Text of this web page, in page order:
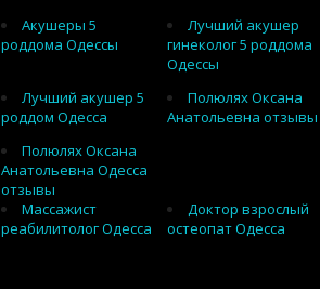
Акушеры 5
роддома Одессы
Лучший акушер
гинеколог 5 роддома
Одессы
Лучший акушер 5
роддом Одесса
Полюлях Оксана
Анатольевна отзывы
Полюлях Оксана
Анатольевна Одесса
отзывы
Массажист
реабилитолог Одесса
Доктор взрослый
остеопат Одесса